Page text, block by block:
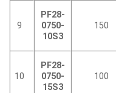
9
PF28-
0750-
10S3
150
10
PF28-
0750-
15S3
100